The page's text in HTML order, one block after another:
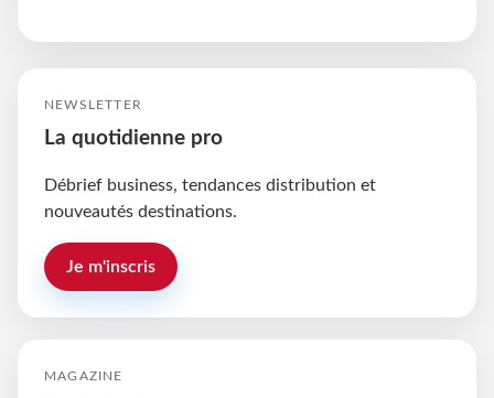
NEWSLETTER
La quotidienne pro
Débrief business, tendances distribution et
nouveautés destinations.
Je m'inscris
MAGAZINE